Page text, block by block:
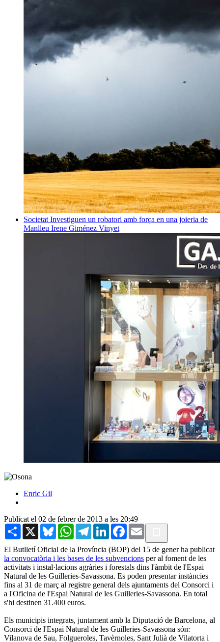
Societat Investiguen un robatori amb força en una joieria de
Manlleu Irene Giménez Vinyet
Enric Gil
Publicat el 02 de febrer de 2013 a les 20:49
Share X BlueskyWhatsAppTelegramLinkedInFacebook
Email
El Butlletí Oficial de la Província (BOP) del 15 de gener ha publicat
la convocatòria i les bases de les subvencions per al foment de les
activitats i instal·lacions agràries i forestals dins l'àmbit de l'Espai
Natural de les Guilleries-Savassona. Es poden presentar instàncies
fins al 31 de març al registre general dels ajuntaments del Consorci i
a l'Oficina de l'Espai Natural de les Guilleries-Savassona. En total
s'hi destinen 31.400 euros.
Els municipis integrats, juntament amb la Diputació de Barcelona, al
Consorci de l'Espai Natural de les Guilleries-Savassona són:
Vilanova de Sau, Folgueroles, Tavèrnoles, Sant Julià de Vilatorta i